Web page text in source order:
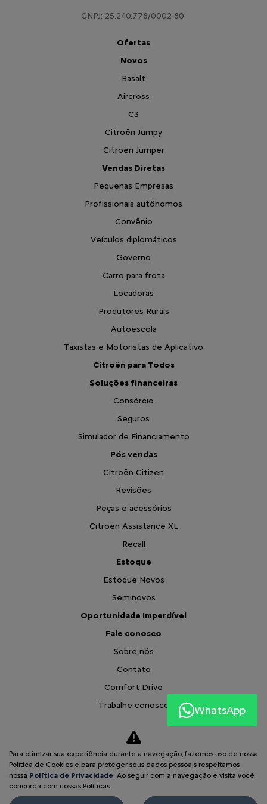
CNPJ: 25.240.778/0002-80
Ofertas
Novos
Basalt
Aircross
C3
Citroën Jumpy
Citroën Jumper
Vendas Diretas
Pequenas Empresas
Profissionais autônomos
Convênio
Veículos diplomáticos
Governo
Carro para frota
Locadoras
Produtores Rurais
Autoescola
Taxistas e Motoristas de Aplicativo
Citroën para Todos
Soluções financeiras
Consórcio
Seguros
Simulador de Financiamento
Pós vendas
Citroën Citizen
Revisões
Peças e acessórios
Citroën Assistance XL
Recall
Estoque
Estoque Novos
Seminovos
Oportunidade Imperdível
Fale conosco
Sobre nós
Contato
Comfort Drive
Trabalhe conosco
Política de privacidade
Blog
Comparativo
Desacelere. Seu bem maior é a vida
WhatsApp
Para otimizar sua experiência durante a navegação, fazemos uso de nossa
Política de Cookies e para proteger seus dados pessoais respeitamos
nossa Política de Privacidade. Ao seguir com a navegação e visita você
concorda com nossas Políticas.